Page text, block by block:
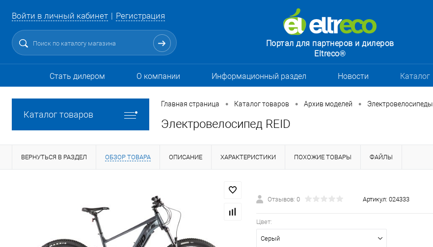
Войти в личный кабинет Регистрация
Портал для партнеров и дилеров
Eltreco®
Стать дилером О компании Информационный раздел Новости Каталог
Каталог товаров
Главная страница • Каталог товаров • Архив моделей • Электровелосипеды
Электровелосипед REID
ВЕРНУТЬСЯ В РАЗДЕЛ ОБЗОР ТОВАРА ОПИСАНИЕ ХАРАКТЕРИСТИКИ ПОХОЖИЕ ТОВАРЫ ФАЙЛЫ
Отзывов: 0 Артикул: 024333
Цвет:
Серый